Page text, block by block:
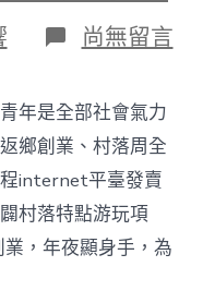
在
〈為
落
財
產
復
興
注
進
人
尚無留言
年是全部社會氣力
鄉創業、村落周全
internet平臺發賣
村落特點游玩項
，年夜顯身手，為